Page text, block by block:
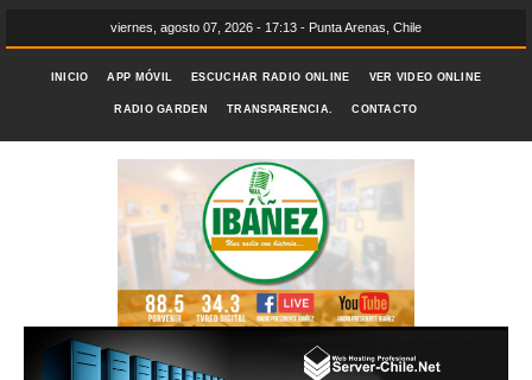
viernes, agosto 07, 2026 - 17:13 - Punta Arenas, Chile
INICIO APP MÓVIL ESCUCHAR RADIO ONLINE VER VIDEO ONLINE
RADIO GARDEN TRANSPARENCIA. CONTACTO